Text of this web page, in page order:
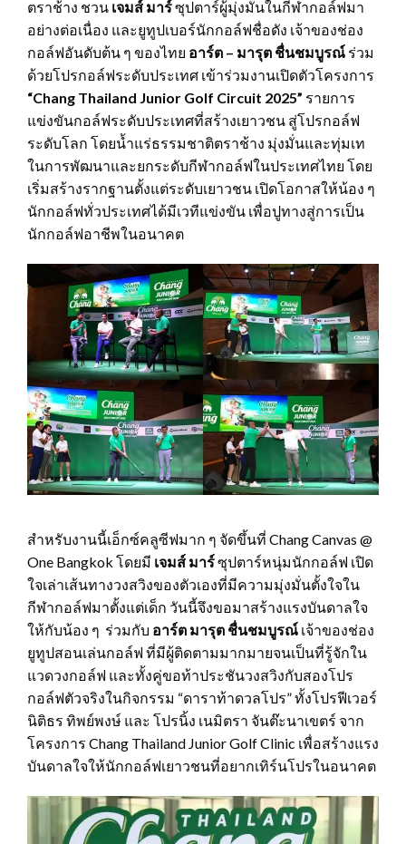
ตราช้าง ชวน เจมส์ มาร์ซุปตาร์ผู้มุ่งมั่นในกีฬากอล์ฟมา
อย่างต่อเนื่อง และยูทูปเบอร์นักกอล์ฟชื่อดัง เจ้าของช่อง
กอล์ฟอันดับต้น ๆ ของไทย อาร์ต – มารุต ชื่นชมบูรณ์ ร่วม
ด้วยโปรกอล์ฟระดับประเทศ เข้าร่วมงานเปิดตัวโครงการ
“Chang Thailand Junior Golf Circuit 2025” รายการ
แข่งขันกอล์ฟระดับประเทศที่สร้างเยาวชน สู่โปรกอล์ฟ
ระดับโลก โดยน้ำแร่ธรรมชาติตราช้าง มุ่งมั่นและทุ่มเท
ในการพัฒนาและยกระดับกีฬากอล์ฟในประเทศไทย โดย
เริ่มสร้างรากฐานตั้งแต่ระดับเยาวชน เปิดโอกาสให้น้อง ๆ
นักกอล์ฟทั่วประเทศได้มีเวทีแข่งขัน เพื่อปูทางสู่การเป็น
นักกอล์ฟอาชีพในอนาคต
สำหรับงานนี้เอ็กซ์คลูซีฟมาก ๆ จัดขึ้นที่ Chang Canvas @
One Bangkok โดยมี เจมส์ มาร์ซุปตาร์หนุ่มนักกอล์ฟ เปิด
ใจเล่าเส้นทางวงสวิงของตัวเองที่มีความมุ่งมั่นตั้งใจใน
กีฬากอล์ฟมาตั้งแต่เด็ก วันนี้จึงขอมาสร้างแรงบันดาลใจ
ให้กับน้อง ๆ ร่วมกับ อาร์ต มารุต ชื่นชมบูรณ์ เจ้าของช่อง
ยูทูปสอนเล่นกอล์ฟ ที่มีผู้ติดตามมากมายจนเป็นที่รู้จักใน
แวดวงกอล์ฟ และทั้งคู่ขอท้าประชันวงสวิงกับสองโปร
กอล์ฟตัวจริงในกิจกรรม “ดาราท้าดวลโปร” ทั้งโปรฟีเวอร์
นิติธร ทิพย์พงษ์ และ โปรนิ้ง เนมิตรา จันต๊ะนาเขตร์ จาก
โครงการ Chang Thailand Junior Golf Clinic เพื่อสร้างแรง
บันดาลใจให้นักกอล์ฟเยาวชนที่อยากเทิร์นโปรในอนาคต